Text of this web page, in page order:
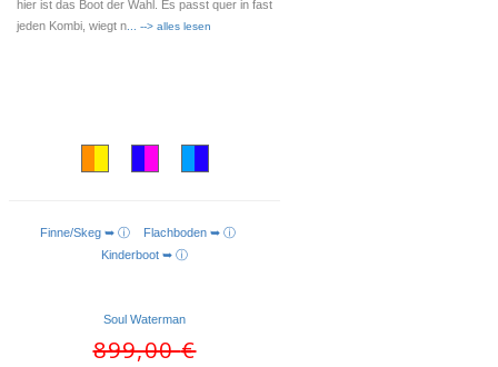
hier ist das Boot der Wahl. Es passt quer in fast
jeden Kombi, wiegt n ... --> alles lesen
AUSFÜHRUNG WÄHLEN
Finne/Skeg ➥ ⓘ Flachboden ➥ ⓘ
Kinderboot ➥ ⓘ
Soul Waterman
899,00€